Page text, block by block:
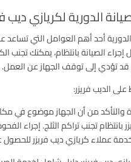
الدورية لكريازي ديب
الدورية أحد أهم العوامل التي تساعد
إجراء الصيانة بانتظام، يمكنك تجنب
قد تؤدي إلى توقف الجهاز عن العمل.
الديب فريزر:
والتأكد من أن الجهاز موضوع في
بانتظام تجنب تراكم الثلج. إجراء
عملاء كريازي ديب فريزر